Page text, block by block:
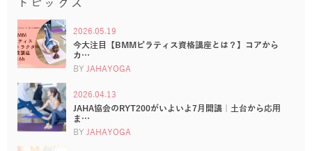
2026.05.19
今大注目【BMMピラティス資格講座とは？】コアから
カ…
BY JAHAYOGA
2026.04.13
JAHA協会のRYT200がいよいよ7月開講｜土台から応用
ま…
BY JAHAYOGA